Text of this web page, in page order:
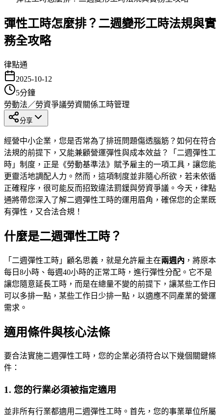
彈性工時怎麼排？二週變形工時法規與實
務全攻略
律點通
2025-10-12
5分鐘
勞動法／勞資爭議勞資關係工時管理
分享
經營中小企業，您是否常為了排班問題傷透腦筋？如何在符合
法規的前提下，又能兼顧營運彈性與成本效益？「二週彈性工
時」制度，正是《勞動基準法》賦予雇主的一項工具，讓您能
更靈活地調配人力。然而，這項制度並非隨心所欲，若未依循
正確程序，很可能反而招致違法罰鍰與勞資爭議。今天，律點
通將帶您深入了解二週彈性工時的運用眉角，確保您的企業既
有彈性，又合法合規！
什麼是二週彈性工時？
「二週彈性工時」顧名思義，就是允許雇主在兩週內 ，將原本
每日8小時、每週40小時的正常工時，進行彈性分配。它不是
讓您隨意延長工時，而是在總量不變的前提下，讓某些工作日
可以多排一點，某些工作日少排一點，以適應不同產業的營運
需求。
適用條件與核心法條
要合法實施二週彈性工時，您的企業必須符合以下幾個關鍵條
件：
1. 您的行業必須被指定適用
並非所有行業都適用二週彈性工時。首先，您的事業單位所屬